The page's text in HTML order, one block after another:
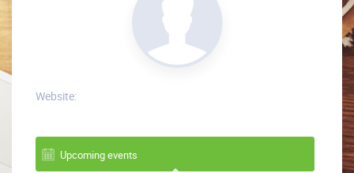
Website:
Upcoming events